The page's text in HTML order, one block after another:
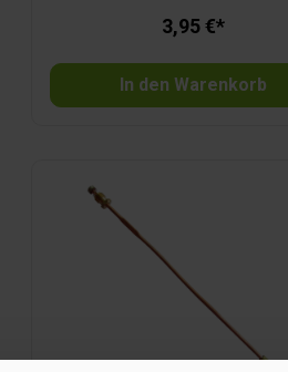
3,95 €*
In den Warenkorb